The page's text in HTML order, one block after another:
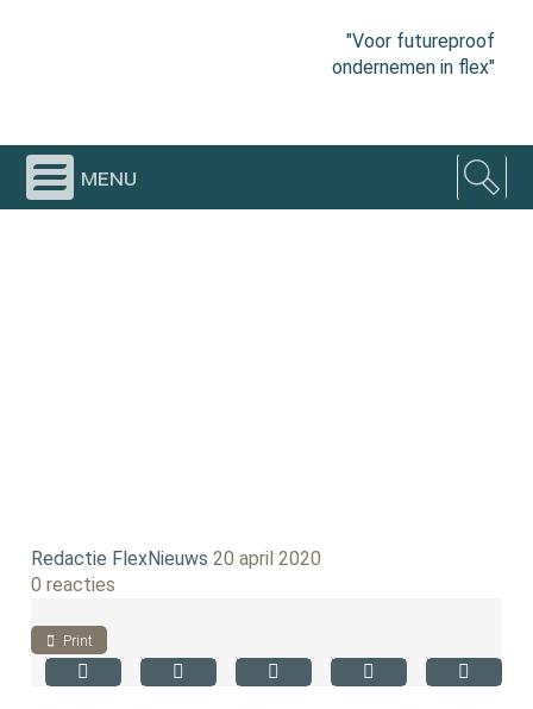
"Voor futureproof
ondernemen in flex"
menu
Redactie FlexNieuws 20 april 2020
0 reacties
Print